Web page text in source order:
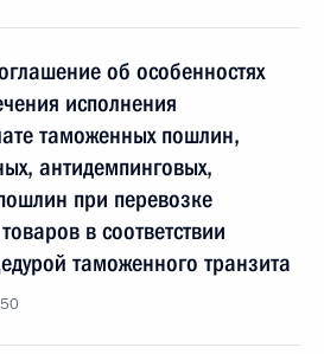
об особенностях
исполнения
таможенных пошлин,
антидемпинговых,
при перевозке
в соответствии
таможенного транзита